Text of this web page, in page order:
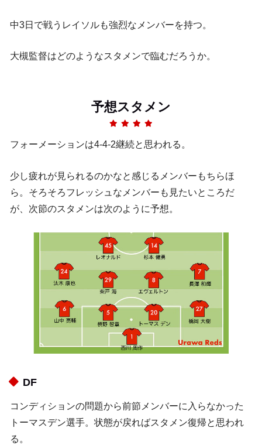
中3日で戦うレイソルも強烈なメンバーを持つ。
大槻監督はどのようなスタメンで臨むだろうか。
予想スタメン
フォーメーションは4-4-2継続と思われる。
少し疲れが見られるのかなと感じるメンバーもちらほ
ら。そろそろフレッシュなメンバーも見たいところだ
が、次節のスタメンは次のように予想。
DF
コンディションの問題から前節メンバーに入らなかった
トーマスデン選手。状態が戻ればスタメン復帰と思われ
る。